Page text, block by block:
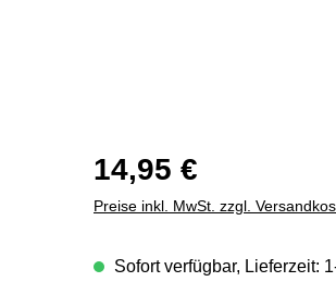
Regulärer Preis:
14,95 €
Preise inkl. MwSt. zzgl.
Sofort verfügbar, Lieferzeit: